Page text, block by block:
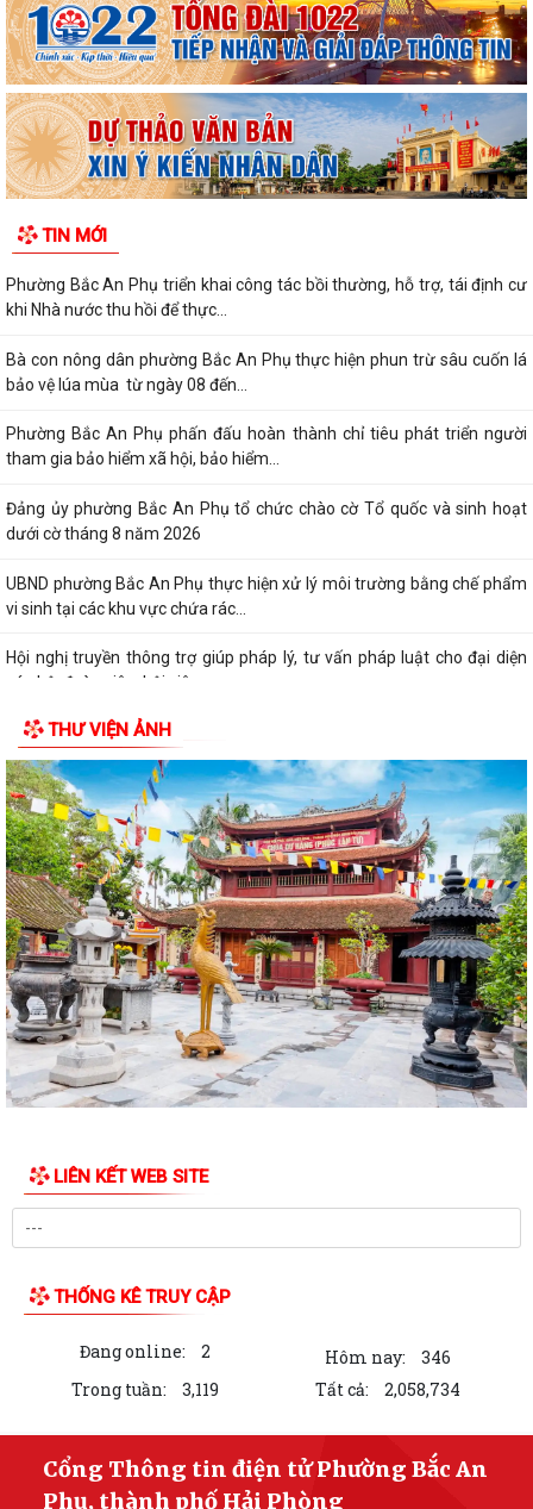
TIN MỚI
Phường Bắc An Phụ triển khai công tác bồi thường, hỗ trợ, tái định cư
khi Nhà nước thu hồi để thực...
Bà con nông dân phường Bắc An Phụ thực hiện phun trừ sâu cuốn lá
bảo vệ lúa mùa từ ngày 08 đến...
Phường Bắc An Phụ phấn đấu hoàn thành chỉ tiêu phát triển người
tham gia bảo hiểm xã hội, bảo hiểm...
Đảng ủy phường Bắc An Phụ tổ chức chào cờ Tổ quốc và sinh hoạt
dưới cờ tháng 8 năm 2026
UBND phường Bắc An Phụ thực hiện xử lý môi trường bằng chế phẩm
vi sinh tại các khu vực chứa rác...
Hội nghị truyền thông trợ giúp pháp lý, tư vấn pháp luật cho đại diện
cán bộ, đoàn viên, hội viên...
THƯ VIỆN ẢNH
LIÊN KẾT WEB SITE
THỐNG KÊ TRUY CẬP
Đang online: 2 Hôm nay:
346
Trong tuần:
3,119 Tất cả: 2,058,734
Cổng Thông tin điện tử Phường Bắc An
Phụ, thành phố Hải Phòng